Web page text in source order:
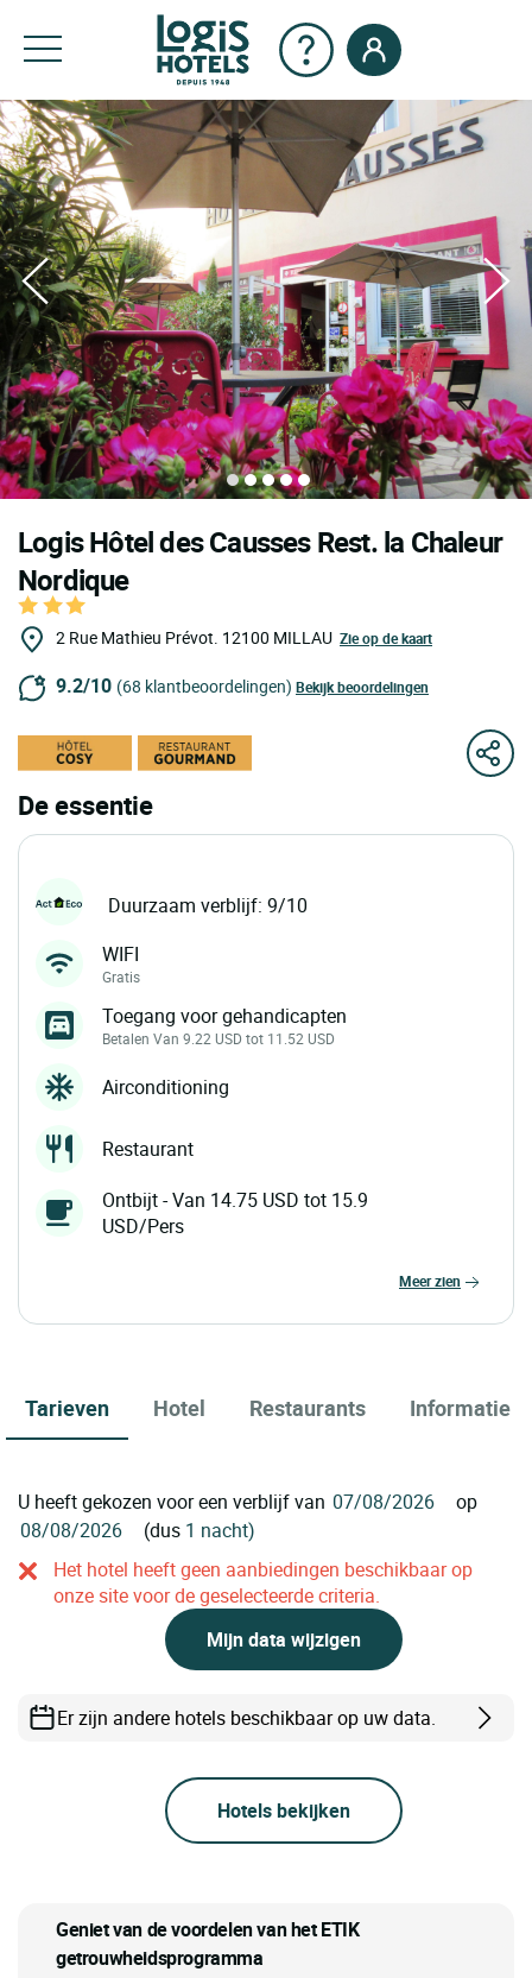
Logis Hôtel des Causses Rest. la Chaleur
Nordique
2 Rue Mathieu Prévot. 12100 MILLAU Zie op de kaart
9.2/10 (68 klantbeoordelingen) Bekijk beoordelingen
De essentie
Duurzaam verblijf: 9/10
WIFI
Gratis
Toegang voor gehandicapten
Betalen Van 9.22 USD tot 11.52 USD
Airconditioning
Restaurant
Ontbijt - Van 14.75 USD tot 15.9
USD/Pers
meer zien
Tarieven Hotel Restaurants Informatie
U heeft gekozen voor een verblijf van
op
(dus 1 nacht)
Het hotel heeft geen aanbiedingen beschikbaar op
onze site voor de geselecteerde criteria.
Mijn data wijzigen
Er zijn andere hotels beschikbaar op uw data.
Hotels bekijken
Geniet van de voordelen van het ETIK
getrouwheidsprogramma